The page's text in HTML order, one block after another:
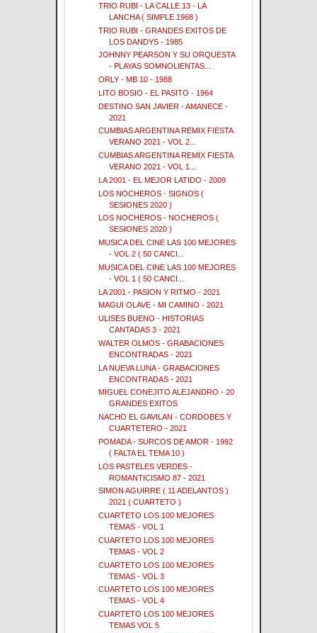
TRIO RUBI - LA CALLE 13 - LA
LANCHA ( SIMPLE 1968 )
TRIO RUBI - GRANDES EXITOS DE
LOS DANDYS - 1985
JOHNNY PEARSON Y SU ORQUESTA
- PLAYAS SOMNOLIENTAS...
ORLY - MB 10 - 1988
LITO BOSIO - EL PASITO - 1964
DESTINO SAN JAVIER - AMANECE -
2021
CUMBIAS ARGENTINA REMIX FIESTA
VERANO 2021 - VOL 2...
CUMBIAS ARGENTINA REMIX FIESTA
VERANO 2021 - VOL 1...
LA 2001 - EL MEJOR LATIDO - 2009
LOS NOCHEROS - SIGNOS (
SESIONES 2020 )
LOS NOCHEROS - NOCHEROS (
SESIONES 2020 )
MUSICA DEL CINE LAS 100 MEJORES
- VOL 2 ( 50 CANCI...
MUSICA DEL CINE LAS 100 MEJORES
- VOL 1 ( 50 CANCI...
LA 2001 - PASION Y RITMO - 2021
MAGUI OLAVE - MI CAMINO - 2021
ULISES BUENO - HISTORIAS
CANTADAS 3 - 2021
WALTER OLMOS - GRABACIONES
ENCONTRADAS - 2021
LA NUEVA LUNA - GRABACIONES
ENCONTRADAS - 2021
MIGUEL CONEJITO ALEJANDRO - 20
GRANDES EXITOS
NACHO EL GAVILAN - CORDOBES Y
CUARTETERO - 2021
POMADA - SURCOS DE AMOR - 1992
( FALTA EL TEMA 10 )
LOS PASTELES VERDES -
ROMANTICISMO 87 - 2021
SIMON AGUIRRE ( 11 ADELANTOS )
2021 ( CUARTETO )
CUARTETO LOS 100 MEJORES
TEMAS - VOL 1
CUARTETO LOS 100 MEJORES
TEMAS - VOL 2
CUARTETO LOS 100 MEJORES
TEMAS - VOL 3
CUARTETO LOS 100 MEJORES
TEMAS - VOL 4
CUARTETO LOS 100 MEJORES
TEMAS VOL 5